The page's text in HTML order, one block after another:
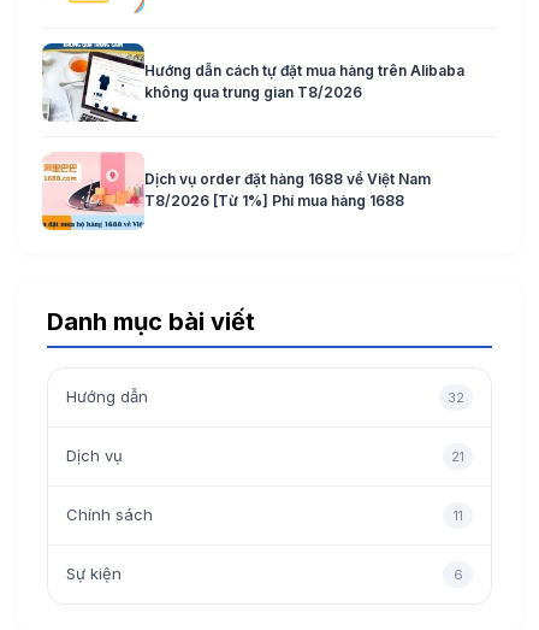
Hướng dẫn cách tự đặt mua hàng trên Alibaba
không qua trung gian T8/2026
Dịch vụ order đặt hàng 1688 về Việt Nam
T8/2026 [Từ 1%] Phí mua hàng 1688
Danh mục bài viết
Hướng dẫn 32
Dịch vụ 21
Chính sách 11
Sự kiện 6